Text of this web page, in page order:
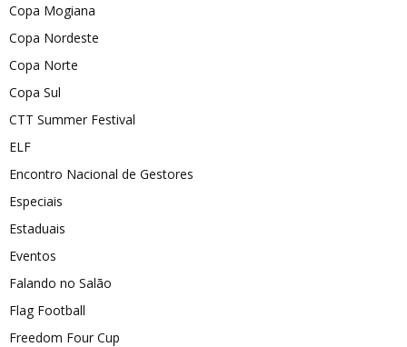
Copa Mogiana
Copa Nordeste
Copa Norte
Copa Sul
CTT Summer Festival
ELF
Encontro Nacional de Gestores
Especiais
Estaduais
Eventos
Falando no Salão
Flag Football
Freedom Four Cup